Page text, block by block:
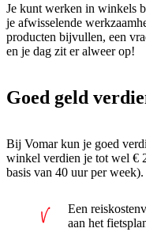
Je kunt werken in winkels
je afwisselende
producten bijvullen, een
en je dag zit er alweer op!
Goed geld
Bij Vomar kun je goed
winkel verdien je tot wel €
basis van 40 uur per
Een
aan het